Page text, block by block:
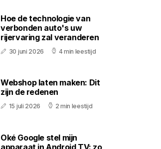
Hoe de technologie van
verbonden auto's uw
rijervaring zal veranderen
30 juni 2026 4 min leestijd
Webshop laten maken: Dit
zijn de redenen
15 juli 2026 2 min leestijd
Oké Google stel mijn
apparaat in Android TV: zo